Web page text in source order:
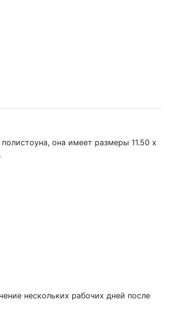
она имеет размеры 11.50 х
нескольких рабочих дней после